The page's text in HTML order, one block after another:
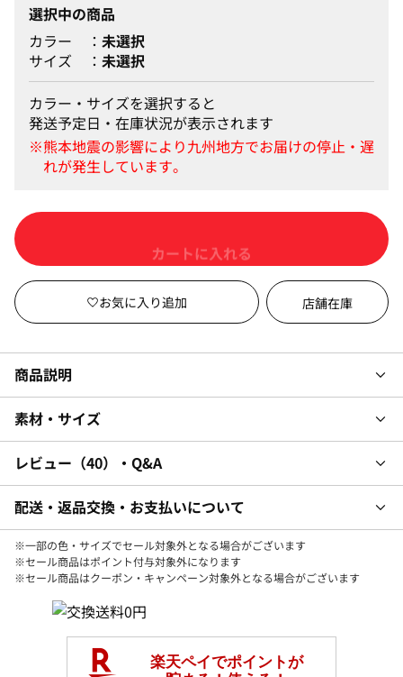
選択中の商品
カラー
未選択
サイズ
未選択
カラー・サイズを選択すると
発送予定日・在庫状況が表示されます
店舗在庫
商品説明
素材・サイズ
レビュー 40 ・Q&A
配送・返品交換・お支払いについて
※一部の色・サイズでセール対象外となる場合がございます
※セール商品はポイント付与対象外になります
※セール商品はクーポン・キャンペーン対象外となる場合がございます